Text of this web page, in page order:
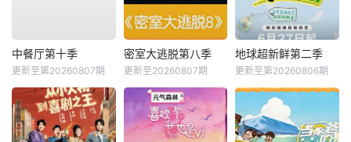
中餐厅第十季
更新至第20260807期
密室大逃脱第八季
更新至20260807期
地球超新鲜第二季
更新至第20260806期